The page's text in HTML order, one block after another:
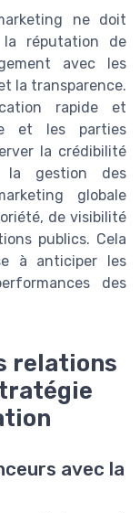
ne doit
réputation de
avec les
la transparence.
rapide et
et les parties
la crédibilité
la gestion des
globale
de visibilité
publics. Cela
à anticiper les
des
relations
avec la